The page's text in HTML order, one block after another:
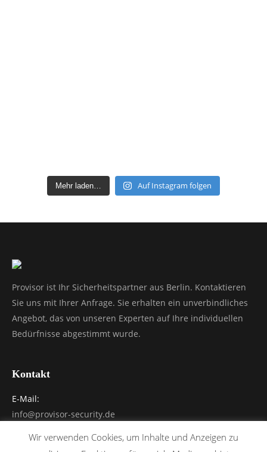
Mehr laden… Auf Instagram folgen
Provisor ist Ihr Sicherheitspartner aus Berlin. Kontaktieren
Sie uns mit Ihrer Anfrage. Sie erhalten ein unverbindliches
Angebot, das von unseren Experten auf Ihre individuellen
Bedürfnisse abgestimmt wurde.
Kontakt
E-Mail:
info@provisor-security.de
Telefon:Wir verwenden Cookies, um Inhalte und Anzeigen zu